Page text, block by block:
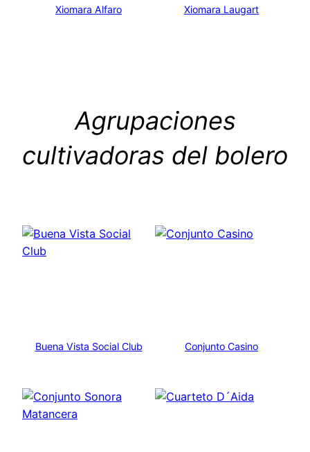
Xiomara Alfaro Xiomara Laugart
Agrupaciones
cultivadoras del bolero
Buena Vista Social Club Conjunto Casino